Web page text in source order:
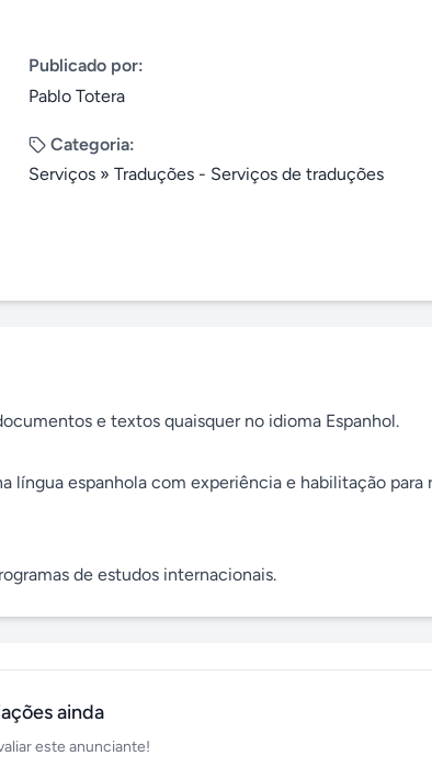
Publicado por:
Pablo Totera
Categoria:
Serviços » Traduções - Serviços de traduções
e textos quaisquer no idioma Espanhol.
língua espanhola com experiência e habilitação para
de estudos internacionais.
ainda
este anunciante!